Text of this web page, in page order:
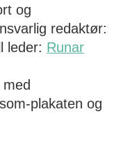
og
redaktør:
leder: Runar
plakaten og